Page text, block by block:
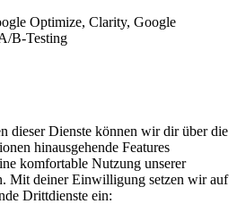
Optimize, Clarity, Google
B-Testing
dieser Dienste können wir dir über die
hinausgehende Features
komfortable Nutzung unserer
Mit deiner Einwilligung setzen wir auf
Drittdienste ein: